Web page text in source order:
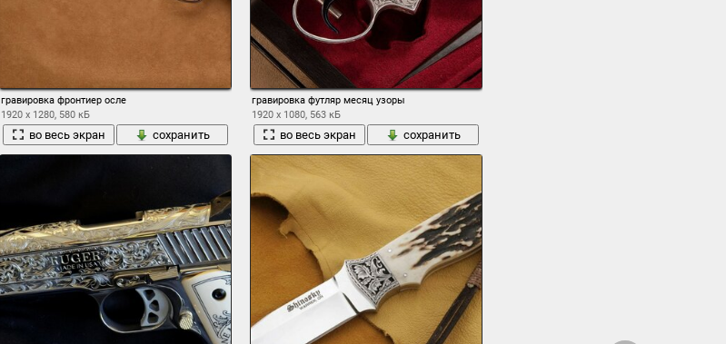
гравировка фронтиер осле
1920 x 1280, 580 кБ
во весь экран сохранить
гравировка футляр месяц узоры
1920 x 1080, 563 кБ
во весь экран сохранить